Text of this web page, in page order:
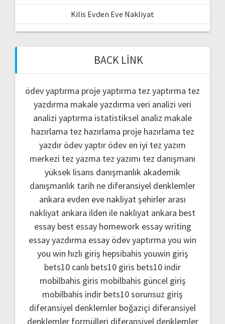
Kilis Evden Eve Nakliyat
BACK LINK
ödev yaptırma proje yaptırma tez yaptırma tez
yazdırma makale yazdırma veri analizi veri
analizi yaptırma istatistiksel analiz makale
hazırlama tez hazırlama proje hazırlama tez
yazdır ödev yaptır ödev en iyi tez yazım
merkezi tez yazma tez yazımı tez danışmanı
yüksek lisans danışmanlık akademik
danışmanlık tarih ne diferansiyel denklemler
ankara evden eve nakliyat şehirler arası
nakliyat ankara ilden ile nakliyat ankara best
essay best essay homework essay writing
essay yazdırma essay ödev yaptırma you win
you win hızlı giriş hepsibahis youwin giriş
bets10 canlı bets10 giris bets10 indir
mobilbahis giris mobilbahis güncel giriş
mobilbahis indir bets10 sorunsuz giriş
diferansiyel denklemler boğaziçi diferansiyel
denklemler formülleri diferansiyel denklemler